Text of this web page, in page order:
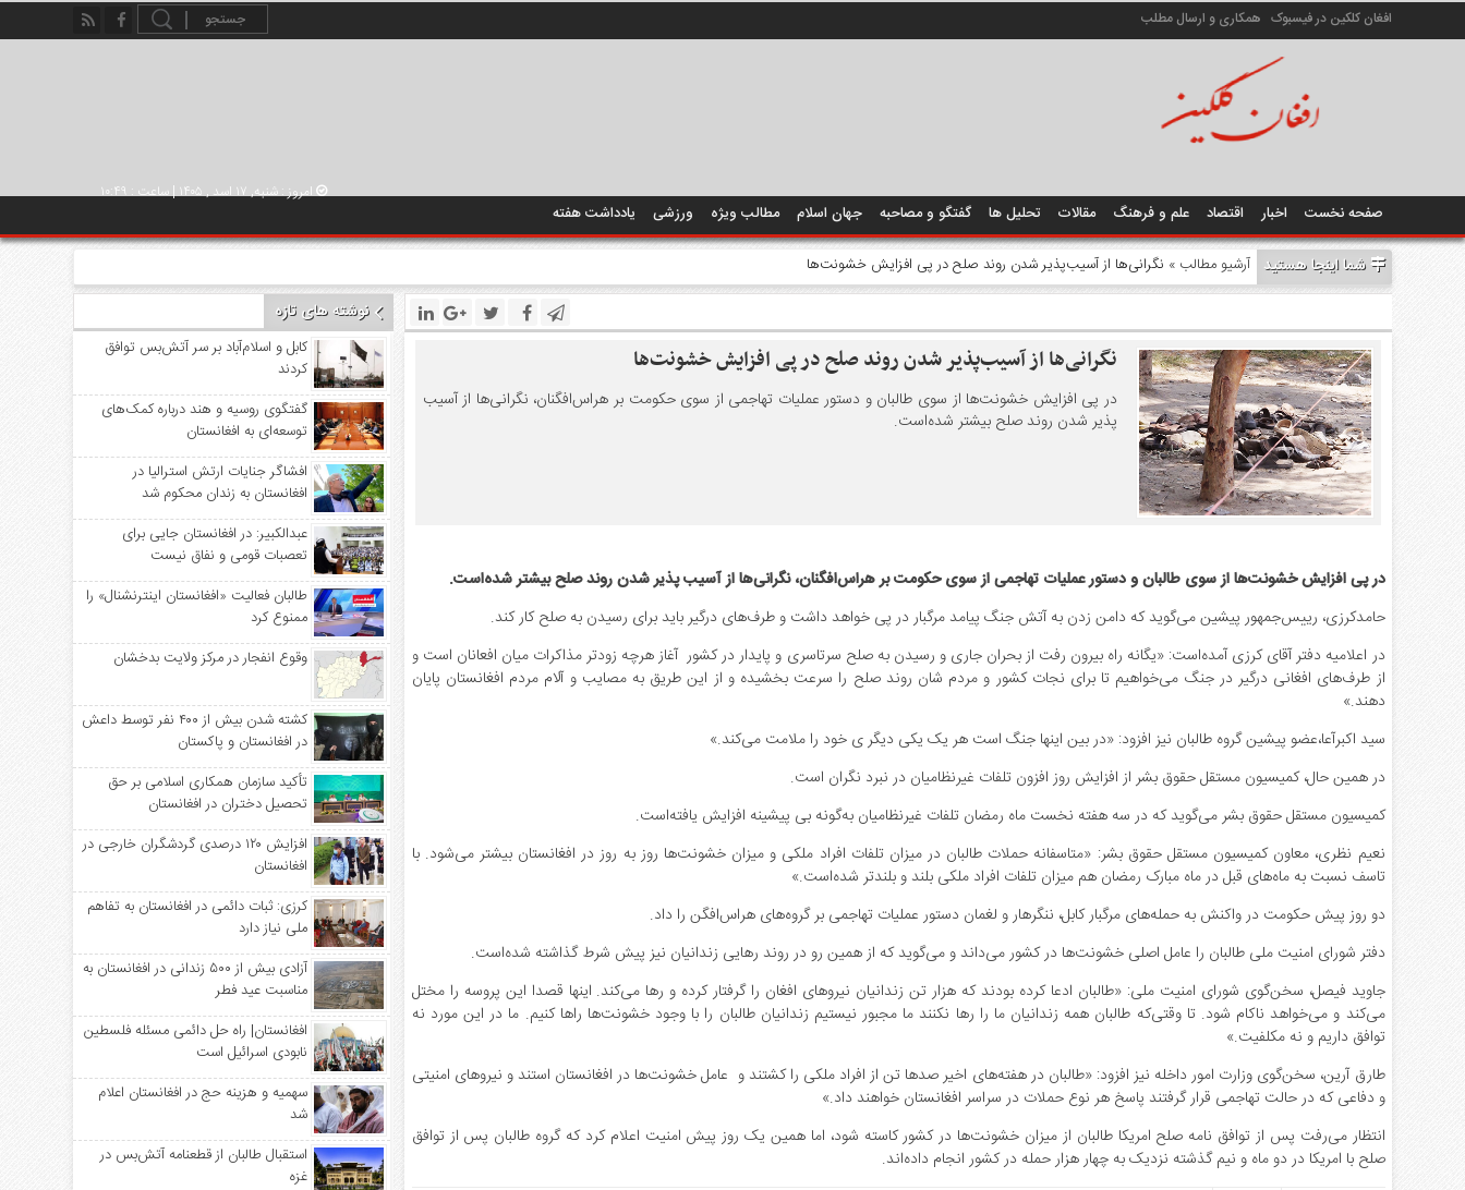
افغان کلکین در فیسبوک همکاری و ارسال مطلب
امروز : شنبه, ۱۷ اسد , ۱۴۰۵ | ساعت : ۱۰:۴۹
صفحه نخست اخبار اقتصاد علم و فرهنگ مقالات تحلیل ها گفتگو و مصاحبه جهان اسلام مطالب ویژه ورزشی یادداشت هفته
شما اینجا هستید آرشیو مطالب » نگرانی‌ها از آسیب‌پذیر شدن روند صلح در پی افزایش خشونت‌ها
نگرانی‌ها از آسیب‌پذیر شدن روند صلح در پی افزایش خشونت‌ها
در پی افزایش خشونت‌ها از سوی طالبان و دستور عملیات تهاجمی از سوی حکومت بر هراس‌افگنان، نگرانی‌ها از آسیب
پذیر شدن روند صلح بیشتر شده‌است.
در پی افزایش خشونت‌ها از سوی طالبان و دستور عملیات تهاجمی از سوی حکومت بر هراس‌افگنان، نگرانی‌ها از آسیب پذیر شدن روند صلح بیشتر شده‌است.
حامدکرزی، رییس‌جمهور پیشین می‌گوید که دامن زدن به آتش جنگ پیامد مرگبار در پی خواهد داشت و طرف‌های درگیر باید برای رسیدن به صلح کار کند.
در اعلامیه دفتر آقای کرزی آمده‌است: «یگانه راه بیرون رفت از بحران جاری و رسیدن به صلح سرتاسری و پایدار در کشور آغاز هرچه زودتر مذاکرات میان افعانان است و
از طرف‌های افغانی درگیر در جنگ می‌خواهیم تا برای نجات کشور و مردم شان روند صلح را سرعت بخشیده و از این طریق به مصایب و آلام مردم افغانستان پایان
دهند.»
سید اکبرآعا،عضو پیشین گروه طالبان نیز افزود: «در بین اینها جنگ است هر یک یکی دیگر ی خود را ملامت می‌کند.»
در همین حال، کمیسیون مستقل حقوق بشر از افزایش روز افزون تلفات غیرنظامیان در نبرد نگران است.
کمیسیون مستقل حقوق بشر می‌گوید که در سه هفته نخست ماه رمضان تلفات غیرنظامیان به‌گونه بی پیشینه افزایش یافته‌است.
نعیم نظری، معاون کمیسیون مستقل حقوق بشر: «متاسفانه حملات طالبان در میزان تلفات افراد ملکی و میزان خشونت‌ها روز به روز در افغانستان بیشتر می‌شود. با
تاسف نسبت به ماه‌های قبل در ماه مبارک رمضان هم میزان تلفات افراد ملکی بلند و بلندتر شده‌است.»
دو روز پیش حکومت در واکنش به حمله‌های مرگبار کابل، ننگرهار و لغمان دستور عملیات تهاجمی بر گروه‌های هراس‌افگن را داد.
دفتر شورای امنیت ملی طالبان را عامل اصلی خشونت‌ها در کشور می‌داند و می‌گوید که از همین رو در روند رهایی زندانیان نیز پیش شرط گذاشته شده‌است.
جاوید فیصل، سخن‌گوی شورای امنیت ملی: «طالبان ادعا کرده بودند که هزار تن زندانیان نیروهای افغان را گرفتار کرده و رها می‌کند. اینها قصدا این پروسه را مختل
می‌کند و می‌خواهد ناکام شود. تا وقتی‌که طالبان همه زندانیان ما را رها نکنند ما مجبور نیستیم زندانیان طالبان را با وجود خشونت‌ها راها کنیم. ما در این مورد نه
توافق داریم و نه مکلفیت.»
طارق آرین، سخن‌گوی وزارت امور داخله نیز افزود: «طالبان در هفته‌های اخیر صدها تن از افراد ملکی را کشتند و عامل خشونت‌ها در افغانستان استند و نیروهای امنیتی
و دفاعی که در حالت تهاجمی قرار گرفتند پاسخ هر نوع حملات در سراسر افغانستان خواهند داد.»
انتظار می‌رفت پس از توافق نامه صلح امریکا طالبان از میزان خشونت‌ها در کشور کاسته شود، اما همین یک روز پیش امنیت اعلام کرد که گروه طالبان پس از توافق
صلح با امریکا در دو ماه و نیم گذشته نزدیک به چهار هزار حمله در کشور انجام داده‌اند.
نوشته های تازه
کابل و اسلام‌آباد بر سر آتش‌بس توافق
کردند
گفتگوی روسیه و هند درباره کمک‌های
توسعه‌ای به افغانستان
افشاگر جنایات ارتش استرالیا در
افغانستان به زندان محکوم شد
عبدالکبیر: در افغانستان جایی برای
تعصبات قومی و نفاق نیست
طالبان فعالیت «افغانستان اینترنشنال» را
ممنوع کرد
وقوع انفجار در مرکز ولایت بدخشان
کشته شدن بیش از ۴۰۰ نفر توسط داعش
در افغانستان و پاکستان
تأکید سازمان همکاری اسلامی بر حق
تحصیل دختران در افغانستان
افزایش ۱۲۰ درصدی گردشگران خارجی در
افغانستان
کرزی: ثبات دائمی در افغانستان به تفاهم
ملی نیاز دارد
آزادی بیش از ۵۰۰ زندانی در افغانستان به
مناسبت عید فطر
افغانستان| راه حل دائمی مسئله فلسطین
نابودی اسرائیل است
سهمیه‌ و هزینه حج در افغانستان اعلام
شد
استقبال طالبان از قطعنامه آتش‌بس در
غزه